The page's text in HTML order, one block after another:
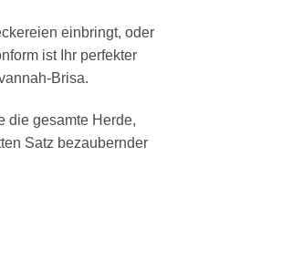
einbringt, oder
ist Ihr perfekter
Brisa.
die gesamte Herde,
Satz bezaubernder